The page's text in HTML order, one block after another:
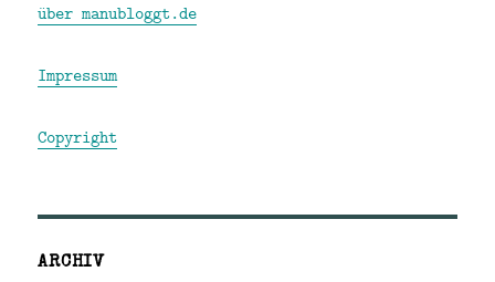
über manubloggt.de
Impressum
Copyright
ARCHIV